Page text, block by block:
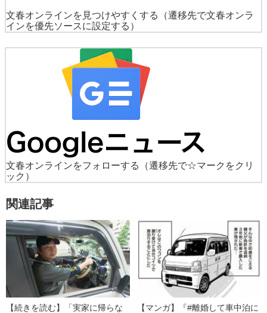
文春オンラインを見つけやすくする
（遷移先で文春オンラ
インを優先ソースに設定する）
文春オンラインをフォローする
（遷移先で☆マークをクリ
ック）
関連記事
【続きを読む】「実家に帰らな
【マンガ】『#離婚して車中泊に